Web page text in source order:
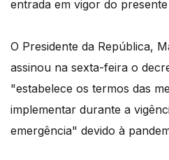
entrada em vigor do presente
O Presidente da República,
assinou na sexta-feira o
"estabelece os termos das
implementar durante a
emergência" devido à